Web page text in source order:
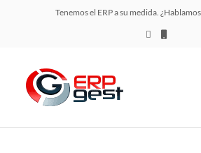
Tenemos el ERP a su medida.